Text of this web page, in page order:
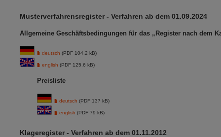
Musterverfahrensregister - Verfahren ab dem 01.09.2024
Allgemeine Geschäftsbedingungen für das „Register nach dem
deutsch (PDF 104,2 kB)
english (PDF 125.6 kB)
Preisliste
deutsch (PDF 137 kB)
english (PDF 79 kB)
Klageregister - Verfahren ab dem 01.11.2012